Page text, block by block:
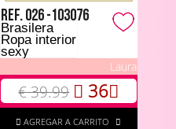
Ref. 026 -103076
Brasilera
Ropa interior
sexy
Laura
€ 39.99 36
AGREGAR A CARRITO